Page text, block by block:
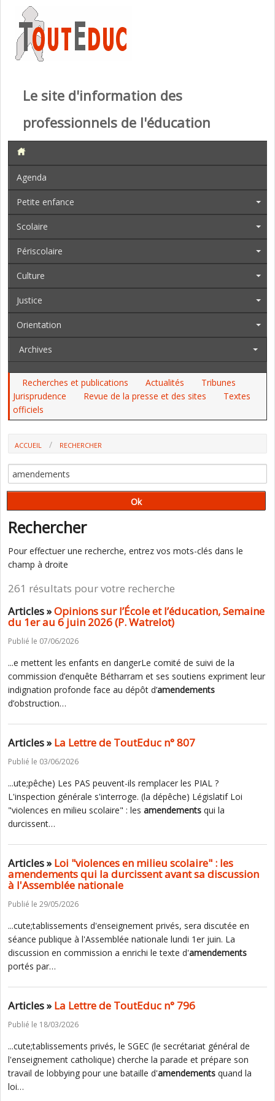
Le site d'information des
professionnels de l'éducation
Agenda
Petite enfance
Scolaire
Périscolaire
Culture
Justice
Orientation
Archives
Recherches et publications Actualités
Tribunes
Jurisprudence
Revue de la presse et des sites
Textes
officiels
ACCUEIL RECHERCHER
Rechercher
Pour effectuer une recherche, entrez vos mots-clés dans le
champ à droite
261 résultats pour votre recherche
Articles »Opinions sur l’École et l’éducation, Semaine
du 1er au 6 juin 2026 (P. Watrelot)
Publié le 07/06/2026
...e mettent les enfants en dangerLe comité de suivi de la
commission d’enquête Bétharram et ses soutiens expriment leur
indignation profonde face au dépôt d’amendements
d’obstruction…
Articles »La Lettre de ToutEduc n° 807
Publié le 03/06/2026
...ute;pêche) Les PAS peuvent-ils remplacer les PIAL ?
L'inspection générale s'interroge. (la dépêche) Législatif Loi
"violences en milieu scolaire" : les amendements qui la
durcissent…
Articles »Loi "violences en milieu scolaire" : les
amendements qui la durcissent avant sa discussion
à l'Assemblée nationale
Publié le 29/05/2026
...cute;tablissements d'enseignement privés, sera discutée en
séance publique à l'Assemblée nationale lundi 1er juin. La
discussion en commission a enrichi le texte d'amendements
portés par…
Articles »La Lettre de ToutEduc n° 796
Publié le 18/03/2026
...cute;tablissements privés, le SGEC (le secrétariat général de
l'enseignement catholique) cherche la parade et prépare son
travail de lobbying pour une bataille d'amendements quand la
loi…